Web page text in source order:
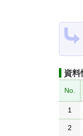
資料
No.
1
2